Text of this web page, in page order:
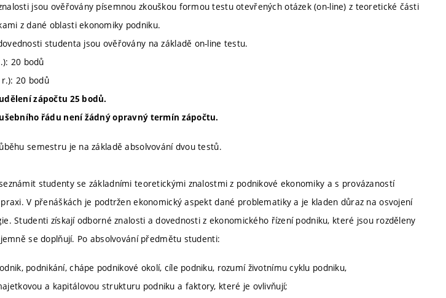
jsou ověřovány písemnou zkouškou formou testu otevřených otázek (on-line) z teoretické části
z dané oblasti ekonomiky podniku.
studenta jsou ověřovány na základě on-line testu.
20 bodů
r.): 20 bodů
zápočtu 25 bodů.
řádu není žádný opravný termín zápočtu.
semestru je na základě absolvování dvou testů.
studenty se základními teoretickými znalostmi z podnikové ekonomiky a s provázaností
V přenáškách je podtržen ekonomický aspekt dané problematiky a je kladen důraz na osvojení
Studenti získají odborné znalosti a dovednosti z ekonomického řízení podniku, které jsou rozděleny
se doplňují. Po absolvování předmětu studenti:
podnikání, chápe podnikové okolí, cíle podniku, rozumí životnímu cyklu podniku,
a kapitálovou strukturu podniku a faktory, které je ovlivňují;